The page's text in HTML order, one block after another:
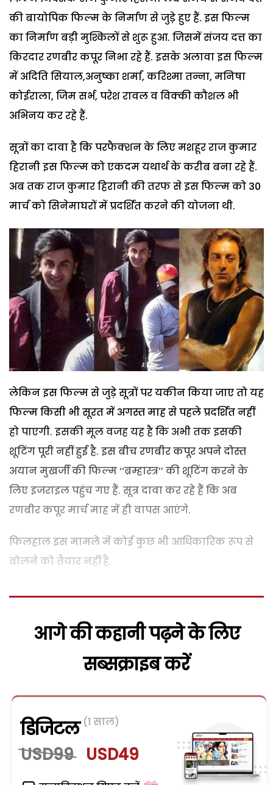
की बायोपिक फिल्म के निर्माण से जुडे़ हुए हैं. इस फिल्म
का निर्माण बड़ी मुश्किलों से शुरू हुआ. जिसमें संजय दत्त का
किरदार रणबीर कपूर निभा रहे हैं. इसके अलावा इस फिल्म
में अदिति सियाल,अनुष्का शर्मा, करिश्मा तन्ना, मनिषा
कोईराला, जिम सर्भ, परेश रावल व विक्की कौशल भी
अभिनय कर रहे हैं.
सूत्रों का दावा है कि परफैक्शन के लिए मशहूर राज कुमार
हिरानी इस फिल्म को एकदम यथार्थ के करीब बना रहे हैं.
अब तक राज कुमार हिरानी की तरफ से इस फिल्म को 30
मार्च को सिनेमाघरों में प्रदर्शित करने की योजना थी.
लेकिन इस फिल्म से जुड़े सूत्रों पर यकीन किया जाए तो यह
फिल्म किसी भी सूरत में अगस्त माह से पहले प्रदर्शित नहीं
हो पाएगी. इसकी मूल वजह यह है कि अभी तक इसकी
शूटिंग पूरी नहीं हुई है. इस बीच रणबीर कपूर अपने दोस्त
अयान मुखर्जी की फिल्म ‘‘ब्रम्हास्त्र’’ की शूटिंग करने के
लिए इजराइल पहुंच गए हैं. सूत्र दावा कर रहे हैं कि अब
रणबीर कपूर मार्च माह में ही वापस आएंगे.
फिलहाल इस मामले में कोई कुछ भी आधिकारिक रूप से
बोलने को तैयार नहीं है.
आगे की कहानी पढ़ने के लिए
सब्सक्राइब करें
डिजिटल (1 साल)
USD99 USD49